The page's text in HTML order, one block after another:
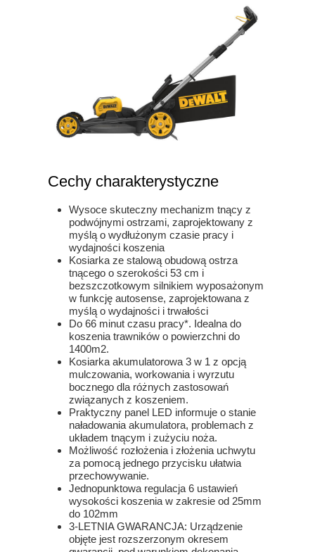
Cechy charakterystyczne
Wysoce skuteczny mechanizm tnący z
podwójnymi ostrzami, zaprojektowany z
myślą o wydłużonym czasie pracy i
wydajności koszenia
Kosiarka ze stalową obudową ostrza
tnącego o szerokości 53 cm i
bezszczotkowym silnikiem wyposażonym
w funkcję autosense, zaprojektowana z
myślą o wydajności i trwałości
Do 66 minut czasu pracy*. Idealna do
koszenia trawników o powierzchni do
1400m2.
Kosiarka akumulatorowa 3 w 1 z opcją
mulczowania, workowania i wyrzutu
bocznego dla różnych zastosowań
związanych z koszeniem.
Praktyczny panel LED informuje o stanie
naładowania akumulatora, problemach z
układem tnącym i zużyciu noża.
Możliwość rozłożenia i złożenia uchwytu
za pomocą jednego przycisku ułatwia
przechowywanie.
Jednopunktowa regulacja 6 ustawień
wysokości koszenia w zakresie od 25mm
do 102mm
3-LETNIA GWARANCJA: Urządzenie
objęte jest rozszerzonym okresem